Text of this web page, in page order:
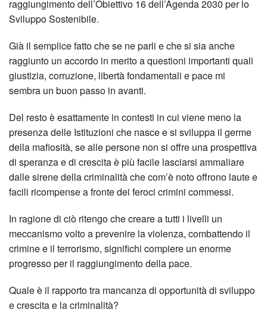
raggiungimento dell’Obiettivo 16 dell’Agenda 2030 per lo
Sviluppo Sostenibile.
Già il semplice fatto che se ne parli e che si sia anche
raggiunto un accordo in merito a questioni importanti quali
giustizia, corruzione, libertà fondamentali e pace mi
sembra un buon passo in avanti.
Del resto è esattamente in contesti in cui viene meno la
presenza delle Istituzioni che nasce e si sviluppa il germe
della mafiosità, se alle persone non si offre una prospettiva
di speranza e di crescita è più facile lasciarsi ammaliare
dalle sirene della criminalità che com’è noto offrono laute e
facili ricompense a fronte dei feroci crimini commessi.
In ragione di ciò ritengo che creare a tutti i livelli un
meccanismo volto a prevenire la violenza, combattendo il
crimine e il terrorismo, significhi compiere un enorme
progresso per il raggiungimento della pace.
Quale è il rapporto tra mancanza di opportunità di sviluppo
e crescita e la criminalità?